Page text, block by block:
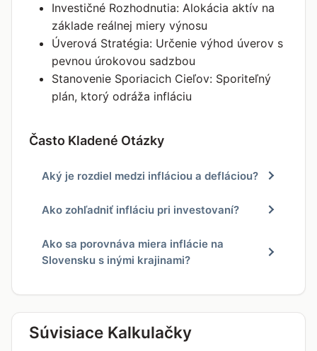
Investičné Rozhodnutia: Alokácia aktív na
základe reálnej miery výnosu
Úverová Stratégia: Určenie výhod úverov s
pevnou úrokovou sadzbou
Stanovenie Sporiacich Cieľov: Sporiteľný
plán, ktorý odráža infláciu
Často Kladené Otázky
Aký je rozdiel medzi infláciou a defláciou?
Ako zohľadniť infláciu pri investovaní?
Ako sa porovnáva miera inflácie na
Slovensku s inými krajinami?
Súvisiace Kalkulačky